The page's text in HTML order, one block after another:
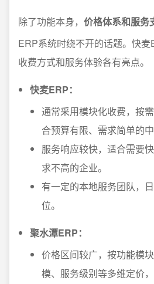
除了功能本身， 价格体系和服务
ERP系统时绕不开的话题。快
收费方式和服务体验各有亮点。
快麦ERP：
通常采用模块化收费，按
合预算有限、需求简单的中
服务响应较快，适合需要
求不高的企业。
有一定的本地服务团队，
位。
聚水潭ERP：
价格区间较广，按功能模
模、服务级别等多维定价